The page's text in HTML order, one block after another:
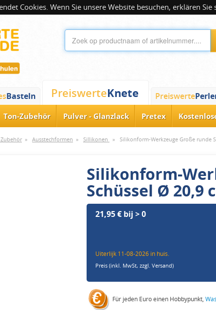
Cookies. Wenn Sie unsere Website besuchen, erklären
Basteln PreiswerteKnete Preiswerte
Ton-Zubehör Pulver - Glanzlack Pretex
» Ausstechformen » Sillikonen » Silikonform-Werkzeuge Große runde
Silikonform-
Schüssel Ø 20,9
21,95 € bij > 0
Uiterlijk 11-08-2026 in huis.
Preis (inkl. MwSt,zzgl. Versand)
Für jeden Euro einen Hobbypunkt,